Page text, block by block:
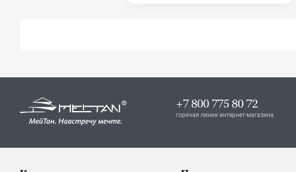
+7 800 775 80 72
горячая линия интернет-магазина